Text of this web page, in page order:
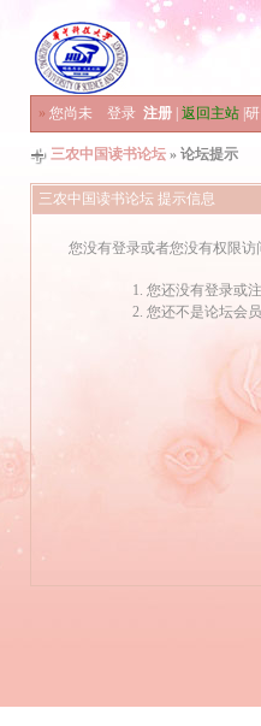
» 您尚未 登录 注册 返回主站
三农中国读书论坛 » 论坛提示
三农中国读书论坛 提示信息
您没有登录或者您没有权限
您还没有登录或
您还不是论坛会